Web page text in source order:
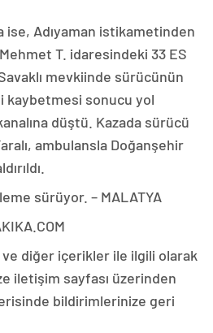
ise, Adıyaman istikametinden
T. idaresindeki 33 ES
mevkiinde sürücünün
kaybetmesi sonucu yol
düştü. Kazada sürücü
ambulansla Doğanşehir
sürüyor. – MALATYA
ve diğer içerikler ile ilgili olarak
iletişim sayfası üzerinden
bildirimlerinize geri